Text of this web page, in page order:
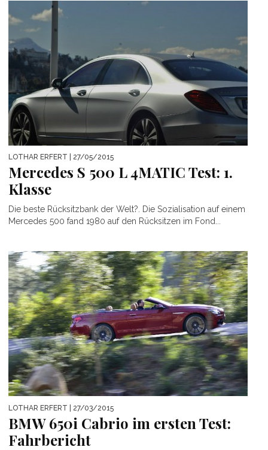
LOTHAR ERFERT | 27/05/2015
Mercedes S 500 L 4MATIC Test: 1.
Klasse
Die beste Rücksitzbank der Welt?. Die Sozialisation auf einem
Mercedes 500 fand 1980 auf den Rücksitzen im Fond...
LOTHAR ERFERT | 27/03/2015
BMW 650i Cabrio im ersten Test:
Fahrbericht